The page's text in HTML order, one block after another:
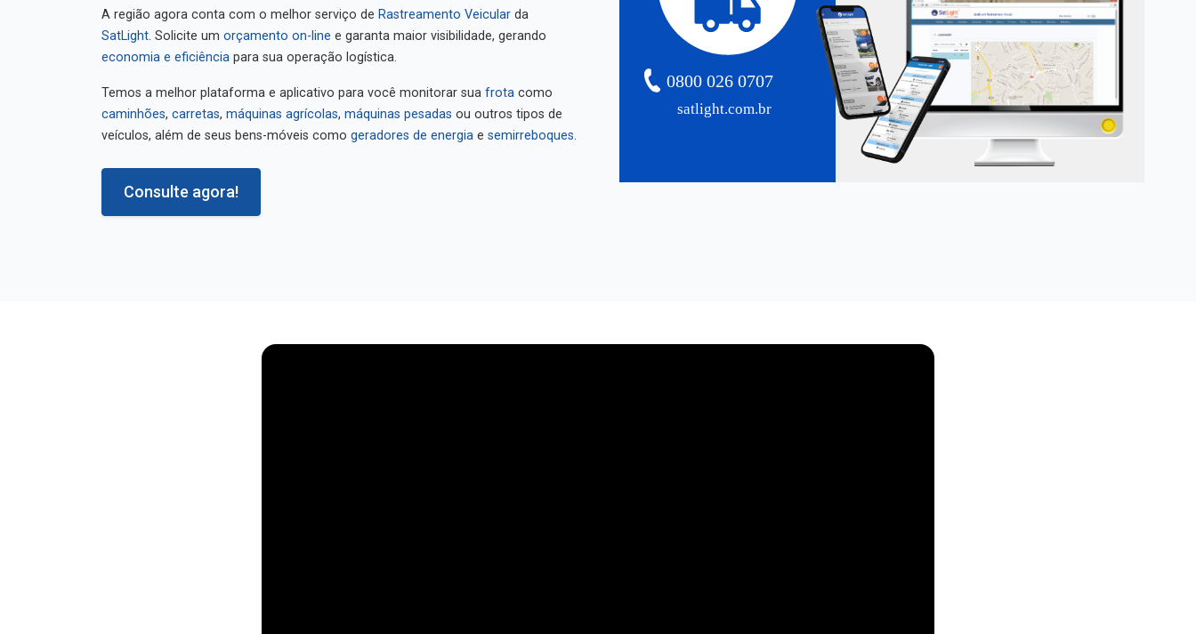
A região agora conta com o melhor serviço de Rastreamento Veicular
da
SatLight . Solicite um orçamento on-line
e garanta maior visibilidade, gerando
economia e eficiência
para sua operação logística.
Temos a melhor plataforma e aplicativo para você monitorar sua frota
caminhões
carretas máquinas agrícolas máquinas pesadas
ou outros tipos de
veículos, além de seus bens-móveis como
geradores de energia semirreboques
Consulte agora!
satlight.com.br
0800 026 0707